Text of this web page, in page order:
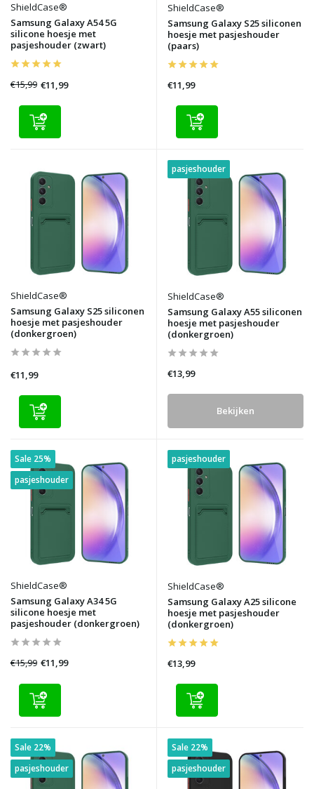
ShieldCase®
Samsung Galaxy A54 5G
silicone hoesje met
pasjeshouder (zwart)
€15,99 €11,99
ShieldCase®
Samsung Galaxy S25 siliconen
hoesje met pasjeshouder
(paars)
€11,99
ShieldCase®
Samsung Galaxy S25 siliconen
hoesje met pasjeshouder
(donkergroen)
€11,99
pasjeshouder
ShieldCase®
Samsung Galaxy A55 siliconen
hoesje met pasjeshouder
(donkergroen)
€13,99
Bekijken
Sale 25%
pasjeshouder
ShieldCase®
Samsung Galaxy A34 5G
silicone hoesje met
pasjeshouder (donkergroen)
€15,99 €11,99
pasjeshouder
ShieldCase®
Samsung Galaxy A25 silicone
hoesje met pasjeshouder
(donkergroen)
€13,99
Sale 22%
pasjeshouder
Sale 22%
pasjeshouder